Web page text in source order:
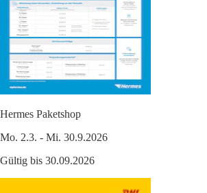
Hermes Paketshop
Mo. 2.3. - Mi. 30.9.2026
Gültig bis 30.09.2026